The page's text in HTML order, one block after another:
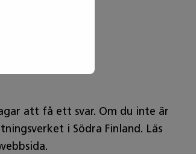
att få ett svar. Om du inte är
i Södra Finland. Läs